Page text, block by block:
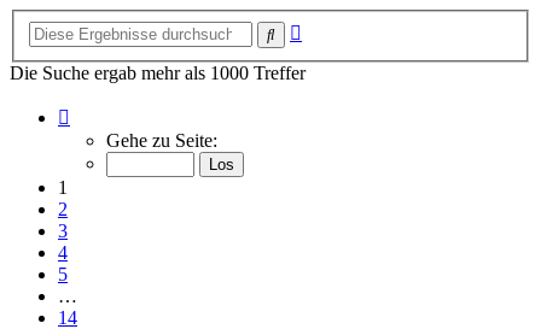
Suche
Die Suche ergab mehr als 1000 Treffer
von
Gehe zu Seite:
1
2
3
4
5
…
14